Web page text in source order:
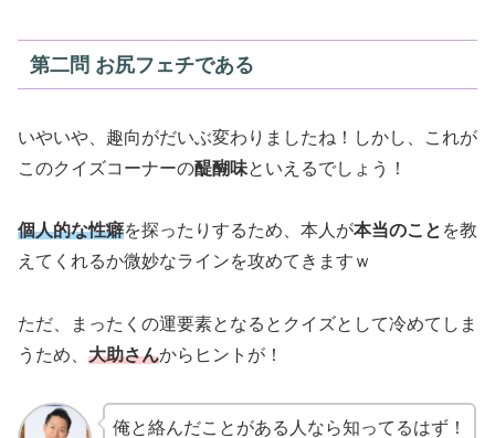
第二問 お尻フェチである
いやいや、趣向がだいぶ変わりましたね！しかし、これが
このクイズコーナーの醍醐味といえるでしょう！
個人的な性癖を探ったりするため、本人が本当のこと を教
えてくれるか微妙なラインを攻めてきますｗ
ただ、まったくの運要素となるとクイズとして冷めてしま
うため、 大助さんからヒントが！
俺と絡んだことがある人なら知ってるはず！